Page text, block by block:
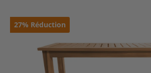
27% Réduction